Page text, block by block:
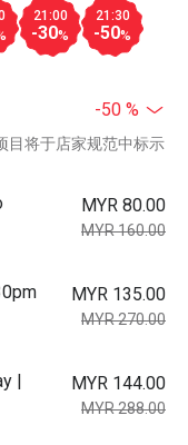
21:00
-30%
21:30
-50%
-50 %
目将于店家规范中标示
MYR 80.00
MYR 160.00
MYR 135.00
MYR 270.00
|
MYR 144.00
MYR 288.00